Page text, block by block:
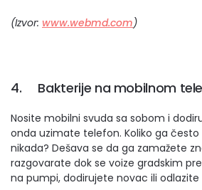
(Izvor: www.webmd.com)
4. Bakterije na mobilnom
Nosite mobilni svuda sa sobom i
onda uzimate telefon. Koliko ga često
nikada? Dešava se da ga zamažete
razgovarate dok se voize gradskim
na pumpi, dodirujete novac ili